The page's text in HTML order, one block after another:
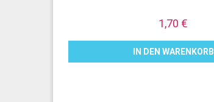
1,70 €
IN DEN WARENKORB